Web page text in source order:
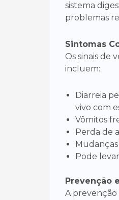
sistema
problemas
Sintomas
Os sinais de
incluem:
Diarreia
vivo com
Vômitos
Perda de
Pode
Prevenção
A prevenção